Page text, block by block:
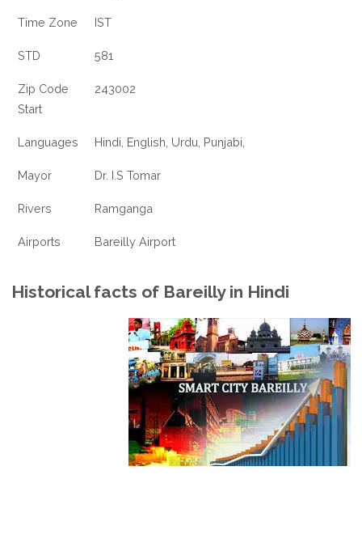
Time Zone IST
STD 581
Zip Code
Start
243002
Languages Hindi, English, Urdu, Punjabi,
Mayor Dr. I.S Tomar
Rivers Ramganga
Airports Bareilly Airport
Historical facts of Bareilly in Hindi